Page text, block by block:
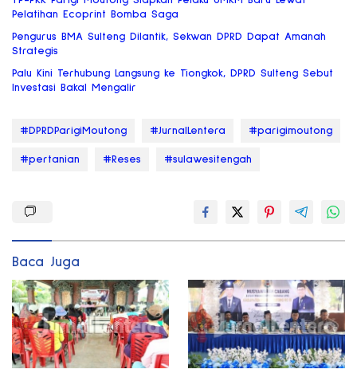
Pelatihan Ecoprint Bomba Saga
Pengurus BMA Sulteng Dilantik, Sekwan DPRD Dapat Amanah
Strategis
Palu Kini Terhubung Langsung ke Tiongkok, DPRD Sulteng Sebut
Investasi Bakal Mengalir
#DPRDParigiMoutong #JurnalLentera #parigimoutong
#pertanian #Reses #sulawesitengah
Baca Juga